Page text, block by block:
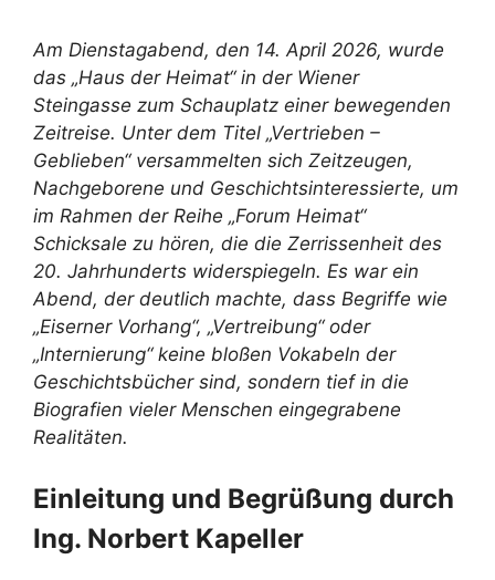
Am Dienstagabend, den 14. April 2026, wurde
das „Haus der Heimat“ in der Wiener
Steingasse zum Schauplatz einer bewegenden
Zeitreise. Unter dem Titel „Vertrieben –
Geblieben“ versammelten sich Zeitzeugen,
Nachgeborene und Geschichtsinteressierte, um
im Rahmen der Reihe „Forum Heimat“
Schicksale zu hören, die die Zerrissenheit des
20. Jahrhunderts widerspiegeln. Es war ein
Abend, der deutlich machte, dass Begriffe wie
„Eiserner Vorhang“, „Vertreibung“ oder
„Internierung“ keine bloßen Vokabeln der
Geschichtsbücher sind, sondern tief in die
Biografien vieler Menschen eingegrabene
Realitäten.
Einleitung und Begrüßung durch
Ing. Norbert Kapeller